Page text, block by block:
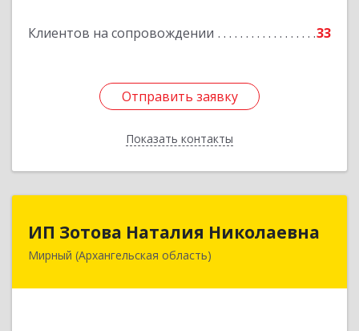
Клиентов на сопровождении 33
Отправить заявку
Показать контакты
Отправить заявку
Назад
ИП Зотова Наталия Николаевна
Мирный (Архангельская область)
164170, г.Мирный, Архангельской обл.,